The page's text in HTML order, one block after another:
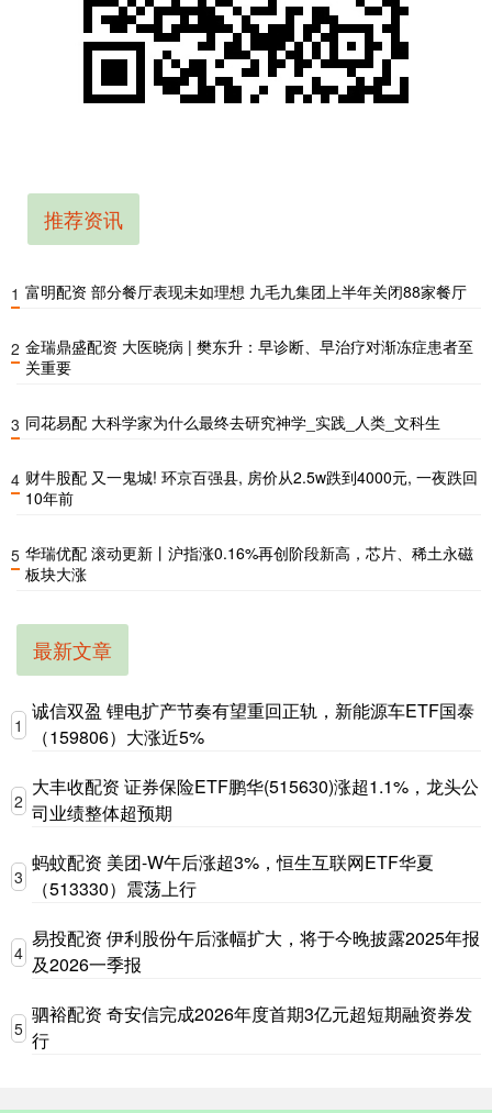
推荐资讯
1 富明配资 部分餐厅表现未如理想 九毛九集团上半年关闭88家餐厅
2 金瑞鼎盛配资 大医晓病 | 樊东升：早诊断、早治疗对渐冻症患者至
关重要
3 同花易配 大科学家为什么最终去研究神学_实践_人类_文科生
4 财牛股配 又一鬼城! 环京百强县, 房价从2.5w跌到4000元, 一夜跌回
10年前
5 华瑞优配 滚动更新丨沪指涨0.16%再创阶段新高，芯片、稀土永磁
板块大涨
最新文章
1
诚信双盈 锂电扩产节奏有望重回正轨，新能源车ETF国泰
（159806）大涨近5%
2
大丰收配资 证券保险ETF鹏华(515630)涨超1.1%，龙头公
司业绩整体超预期
3
蚂蚊配资 美团-W午后涨超3%，恒生互联网ETF华夏
（513330）震荡上行
4
易投配资 伊利股份午后涨幅扩大，将于今晚披露2025年报
及2026一季报
5
驷裕配资 奇安信完成2026年度首期3亿元超短期融资券发
行